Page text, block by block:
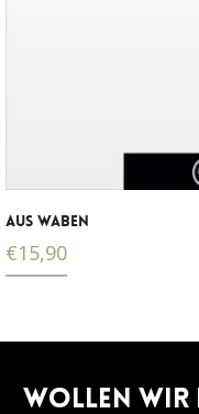
AUS WABEN
€15,90
Wollen wir